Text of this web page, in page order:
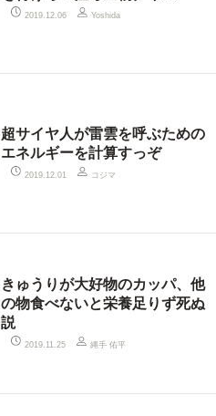
2019.12.06 Yoshida
超サイヤ人が雷雲を呼ぶための
エネルギーを計算すっぞ
2019.12.01 コジマ
きゅうりが大好物のカッパ、他
の物食べないと栄養足りず死ぬ
説
2019.11.25 縄手 佑平